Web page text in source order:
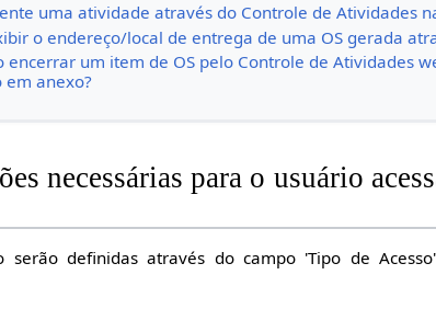
uma atividade através do Controle de Atividades
o endereço/local de entrega de uma OS gerada
encerrar um item de OS pelo Controle de Atividades
anexo?
necessárias para o usuário
serão definidas através do campo 'Tipo de